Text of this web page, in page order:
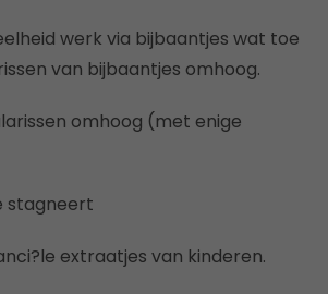
werk via bijbaantjes wat toe
van bijbaantjes omhoog.
omhoog (met enige
stagneert
extraatjes van kinderen.